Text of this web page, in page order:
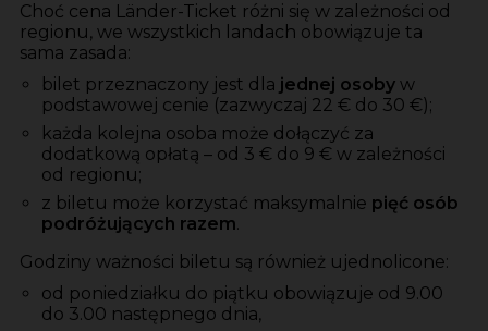
Choć cena Länder-Ticket różni się w zależności od
regionu, we wszystkich landach obowiązuje ta
sama zasada:
bilet przeznaczony jest dla jednej osoby w
podstawowej cenie (zazwyczaj 22 € do 30 €);
każda kolejna osoba może dołączyć za
dodatkową opłatą – od 3 € do 9 € w zależności
od regionu;
z biletu może korzystać maksymalnie pięć osób
podróżujących razem.
Godziny ważności biletu są również ujednolicone:
od poniedziałku do piątku obowiązuje od 9.00
do 3.00 następnego dnia,